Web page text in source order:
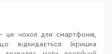
це чохол для смартфонів,
відкидається (кришка